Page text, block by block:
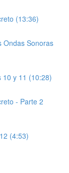
(13:36)
Ondas Sonoras
10 y 11 (10:28)
- Parte 2
(4:53)